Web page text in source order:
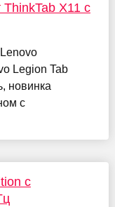
X11 с
Legion Tab
новинка
с
с